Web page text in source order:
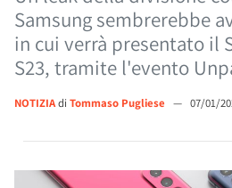
Samsung sembrerebbe
in cui verrà presentato il
S23, tramite l'evento
NOTIZIAdi Tommaso Pugliese — 07/01/